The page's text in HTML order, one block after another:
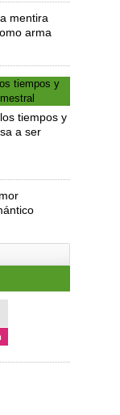
mentira
arma
tiempos y
a ser